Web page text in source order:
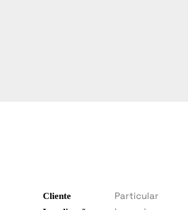
Cliente Particular